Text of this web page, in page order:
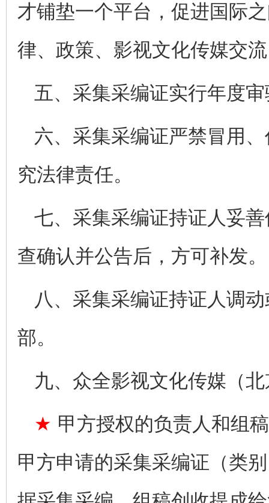
才铺垫一个平台，促进国际
律、政策、影视文化传媒交
五、采集采编证实行年度
六、采集采编证严禁冒用
究法律责任。
七、采集采编证持证人妥
查确认并公告后，方可补发。
八、采集采编证持证人调
部。
九、众全影视文化传媒（
★ 甲方授权的负责人和组
甲方申请的采集采编证（类